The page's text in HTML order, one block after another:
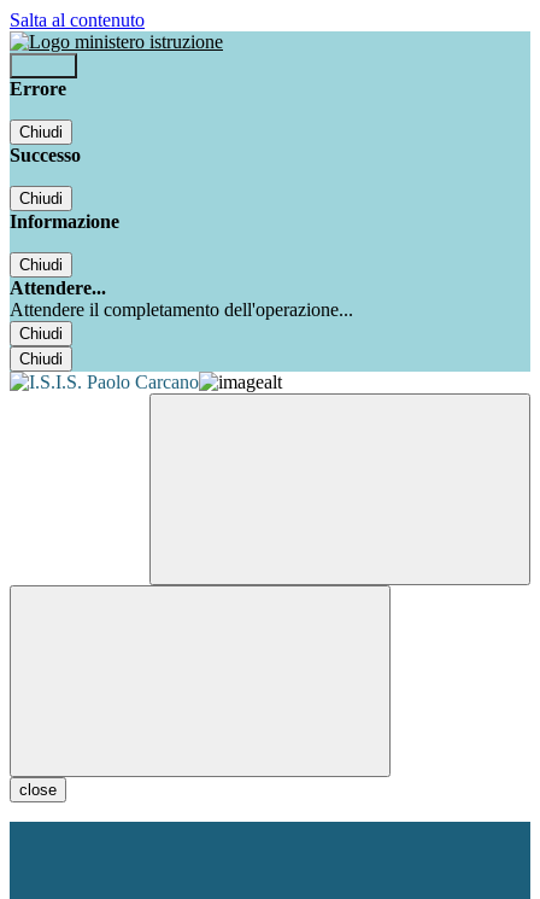
Salta al contenuto
Errore
Chiudi
Successo
Chiudi
Informazione
Chiudi
Attendere...
Attendere il completamento dell'operazione...
Chiudi
Chiudi
close